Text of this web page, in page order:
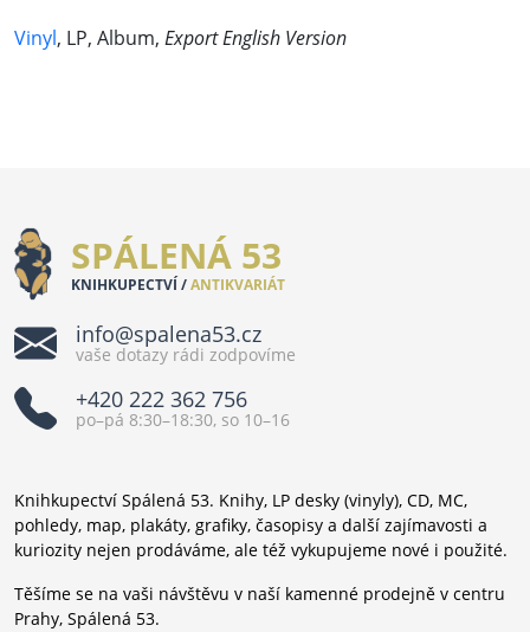
Vinyl, LP, Album, Export English Version
SPÁLENÁ 53
KNIHKUPECTVÍ /ANTIKVARIÁT
info@spalena53.cz
vaše dotazy rádi zodpovíme
+420 222 362 756
po–pá 8:30–18:30, so 10–16
Knihkupectví Spálená 53. Knihy, LP desky (vinyly), CD, MC,
pohledy, map, plakáty, grafiky, časopisy a další zajímavosti a
kuriozity nejen prodáváme, ale též vykupujeme nové i použité.
Těšíme se na vaši návštěvu v naší kamenné prodejně v centru
Prahy, Spálená 53.